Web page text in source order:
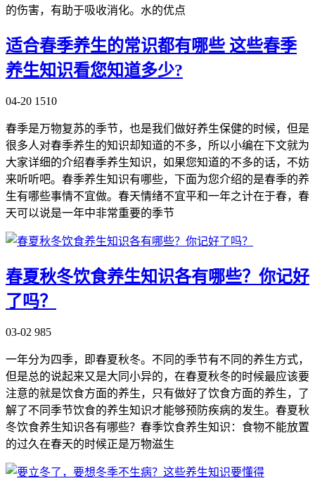
的伤害，有助于吸收消化。水的优点
适合春季养生的常识都有哪些 这些春季
养生知识看您知道多少?
04-20 1510
春季是万物复苏的季节，也是我们做好养生保健的时候，但是
很多人对春季养生的知识却知道的不多，所以小编在下文就为
大家详细的介绍春季养生知识，如果您知道的不多的话，不妨
来听听吧。春季养生知识有哪些，下面为您介绍的是春季的养
生有哪些事情不宜做。春天情绪不宜平和一年之计在于春，春
天可以说是一年中非常重要的季节
春夏秋冬饮食养生知识各有哪些？你记好
了吗？
03-02 985
一年分为四季，即春夏秋冬。不同的季节有不同的养生方式，
但是总的说起来又是大同小异的，在春夏秋冬的时候最应该要
注意的就是饮食方面的养生，只有做好了饮食方面的养生，了
解了不同季节饮食的养生知识才能够预防疾病的发生。春夏秋
冬饮食养生知识各有哪些？春季饮食养生知识：食物不能放置
的过久在春天的时候正是万物滋生